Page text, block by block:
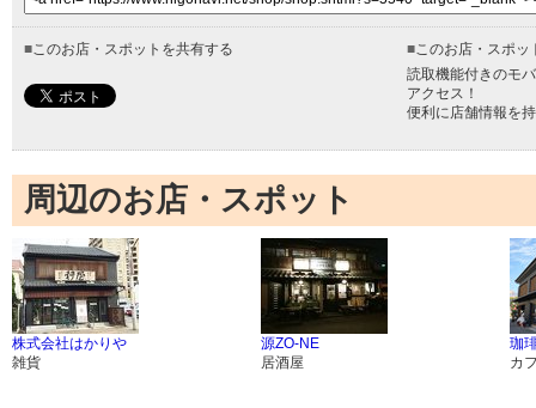
■ このお店・スポットを共有する ■ このお店・スポ
読取機能付きのモ
アクセス！
便利に店舗情報を
周辺のお店・スポット
株式会社はかりや
雑貨
源ZO-NE
居酒屋
珈
カ